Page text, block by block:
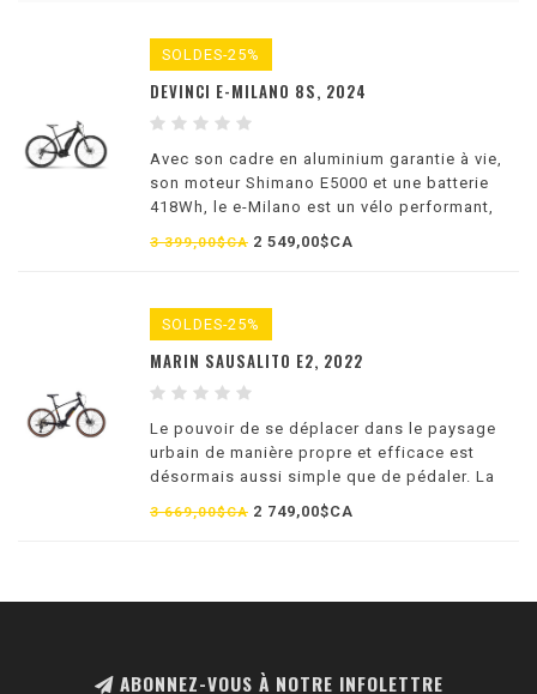
SOLDES-25%
DEVINCI E-MILANO 8S, 2024
Avec son cadre en aluminium garantie à vie,
son moteur Shimano E5000 et une batterie
418Wh, le e-Milano est un vélo performant,
fiable et sécuritaire, permettant de partir en
toute confiance.
3 399,00$CA 2 549,00$CA
SOLDES-25%
MARIN SAUSALITO E2, 2022
Le pouvoir de se déplacer dans le paysage
urbain de manière propre et efficace est
désormais aussi simple que de pédaler. La
famille de vélos Sausalito vous aide à garder
le rythme avec une assistance amusante et
3 669,00$CA 2 749,00$CA
ABONNEZ-VOUS À NOTRE INFOLETTRE